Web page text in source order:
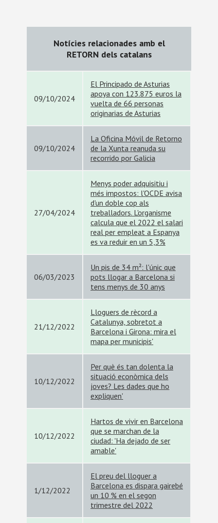
Notícies relacionades amb el
RETORN dels catalans
09/10/2024
El Principado de Asturias
apoya con 123.875 euros la
vuelta de 66 personas
originarias de Asturias
09/10/2024
La Oficina Móvil de Retorno
de la Xunta reanuda su
recorrido por Galicia
27/04/2024
Menys poder adquisitiu i
més impostos: l'OCDE avisa
d'un doble cop als
treballadors. L'organisme
calcula que el 2022 el salari
real per empleat a Espanya
es va reduir en un 5,3%
06/03/2023
Un pis de 34 m²: l'únic que
pots llogar a Barcelona si
tens menys de 30 anys
21/12/2022
Lloguers de rècord a
Catalunya, sobretot a
Barcelona i Girona: mira el
mapa per municipis'
10/12/2022
Per què és tan dolenta la
situació econòmica dels
joves? Les dades que ho
expliquen'
10/12/2022
Hartos de vivir en Barcelona
que se marchan de la
ciudad: 'Ha dejado de ser
amable'
1/12/2022
El preu del lloguer a
Barcelona es dispara gairebé
un 10 % en el segon
trimestre del 2022